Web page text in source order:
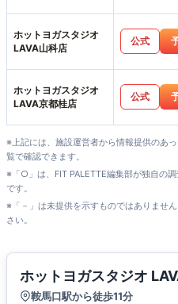
ホットヨガスタジオ
LAVA山科店
公式
ホットヨガスタジオ
LAVA京都桂店
公式
※上記には、施設運営者から情報提供のあ
覧で確認できます。
※「○」は、FIT PALETTE編集部が独自の
です。
※「－」は未提供を示すものではありませ
さい。
ホットヨガスタジオ
鞍馬口駅から徒歩11分